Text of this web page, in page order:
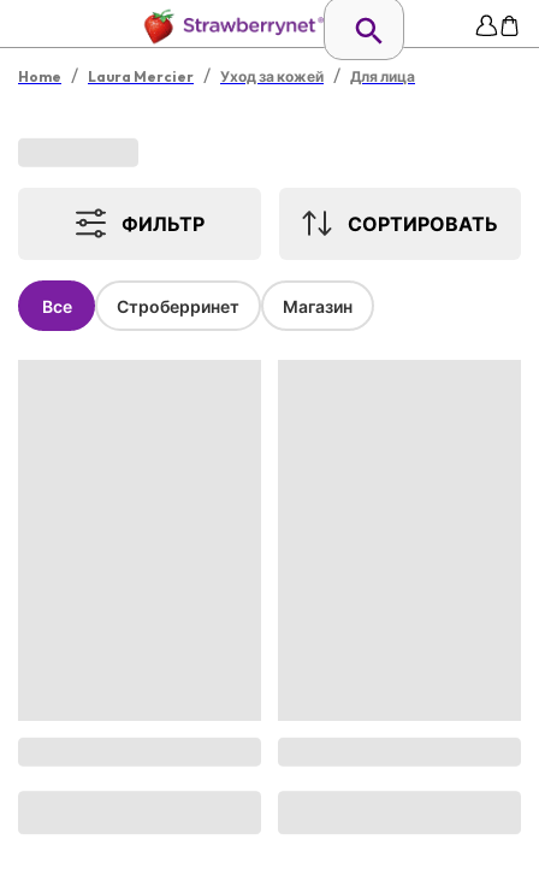
Home / Laura Mercier / Уход за кожей / Для лица
ФИЛЬТР СОРТИРОВАТЬ
Все Строберринет Магазин